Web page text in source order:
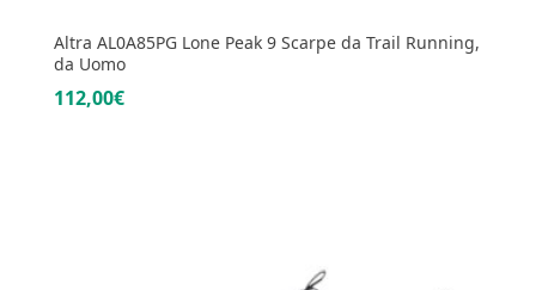
Altra AL0A85PG Lone Peak 9 Scarpe da Trail Running,
da Uomo
112,00€